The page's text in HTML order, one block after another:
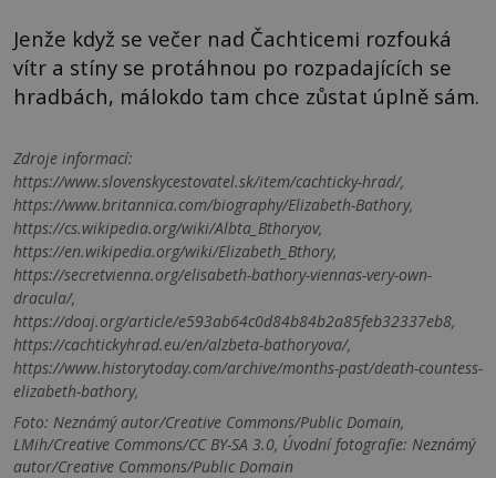
Jenže když se večer nad Čachticemi rozfouká
vítr a stíny se protáhnou po rozpadajících se
hradbách, málokdo tam chce zůstat úplně sám.
Zdroje informací:
https://www.slovenskycestovatel.sk/item/cachticky-hrad/,
https://www.britannica.com/biography/Elizabeth-Bathory,
https://cs.wikipedia.org/wiki/Albta_Bthoryov,
https://en.wikipedia.org/wiki/Elizabeth_Bthory,
https://secretvienna.org/elisabeth-bathory-viennas-very-own-
dracula/,
https://doaj.org/article/e593ab64c0d84b84b2a85feb32337eb8,
https://cachtickyhrad.eu/en/alzbeta-bathoryova/,
https://www.historytoday.com/archive/months-past/death-countess-
elizabeth-bathory,
Foto: Neznámý autor/Creative Commons/Public Domain,
LMih/Creative Commons/CC BY-SA 3.0, Úvodní fotografie: Neznámý
autor/Creative Commons/Public Domain